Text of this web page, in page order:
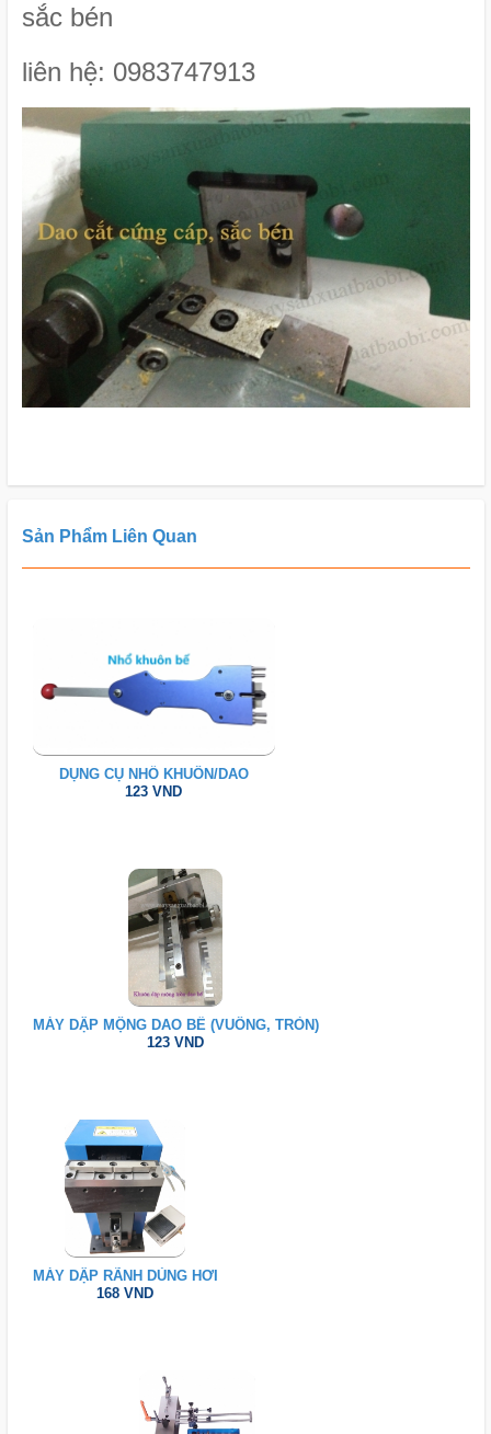
sắc bén
liên hệ: 0983747913
Sản Phẩm Liên Quan
DỤNG CỤ NHỔ KHUÔN/DAO
123 VND
MÁY DẬP MỘNG DAO BẾ (VUÔNG, TRÒN)
123 VND
MÁY DẬP RÃNH DÙNG HƠI
168 VND